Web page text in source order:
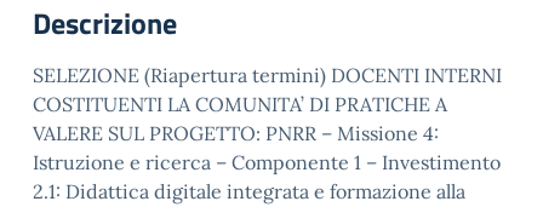
Descrizione
SELEZIONE (Riapertura termini) DOCENTI INTERNI
COSTITUENTI LA COMUNITA’ DI PRATICHE A
VALERE SUL PROGETTO: PNRR – Missione 4:
Istruzione e ricerca – Componente 1 – Investimento
2.1: Didattica digitale integrata e formazione alla